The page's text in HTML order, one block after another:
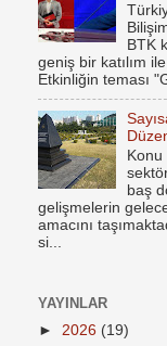
BTK
geniş bir katılım
Etkinliğin teması
Konu
baş
gelişmelerin
amacını
si...
YAYINLAR
► 2026 (19)